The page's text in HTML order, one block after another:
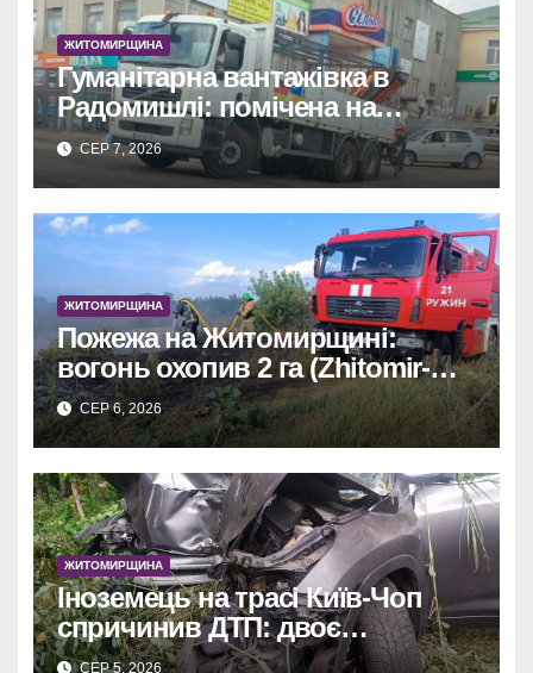
ЖИТОМИРЩИНА
Гуманітарна вантажівка в
Радомишлі: помічена на
будівництві приватного
об’єкта.
СЕР 7, 2026
ЖИТОМИРЩИНА
Пожежа на Житомирщині:
вогонь охопив 2 га (Zhitomir-
OnLine)
СЕР 6, 2026
ЖИТОМИРЩИНА
Іноземець на трасі Київ-Чоп
спричинив ДТП: двоє
постраждалих у лікарні.
СЕР 5, 2026